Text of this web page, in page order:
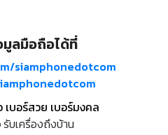
ลมือถือได้ที่
siamphonedotcom
เบอร์สวย เบอร์มงคล
รับเครื่องถึงบ้าน